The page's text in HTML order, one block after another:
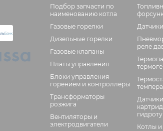
Подбор запчасти по
наименованию котла
Газовые горелки
Дизельные горелки
Газовые клапаны
Платы управления
Блоки управления
горением и контроллеры
Трансформаторы
розжига
Вентиляторы и
электродвигатели
Датчики
реле
Котлы